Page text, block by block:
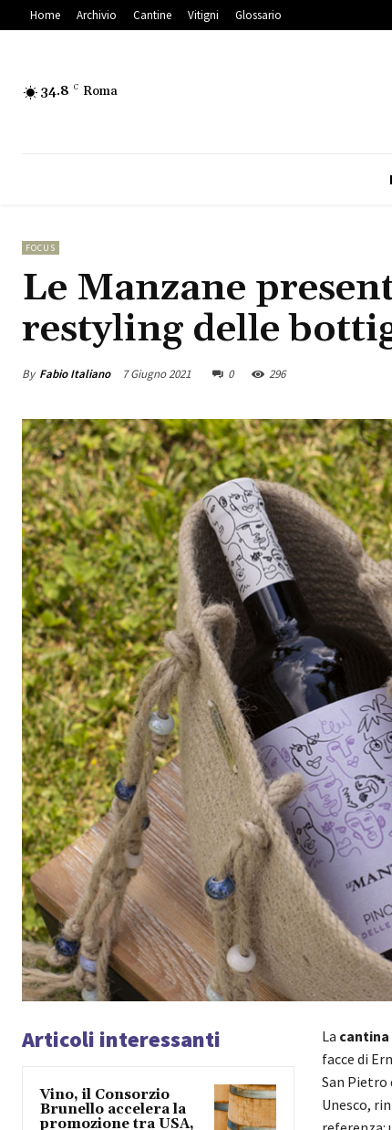
Home Archivio Cantine Vitigni Glossario
34.8 C Roma
FOCUS
Le Manzane
restyling delle
By Fabio Italiano 7 Giugno 2021 0 296
Articoli interessanti
Vino, il Consorzio
Brunello accelera la
promozione tra USA,
La cantina
facce di
San Pietro
Unesco,